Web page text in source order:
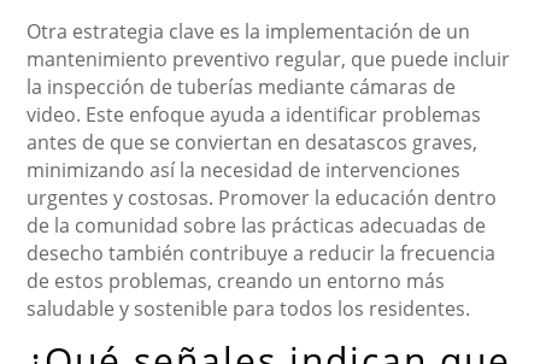
Otra estrategia clave es la implementación de un
mantenimiento preventivo regular, que puede incluir
la inspección de tuberías mediante cámaras de
video. Este enfoque ayuda a identificar problemas
antes de que se conviertan en desatascos graves,
minimizando así la necesidad de intervenciones
urgentes y costosas. Promover la educación dentro
de la comunidad sobre las prácticas adecuadas de
desecho también contribuye a reducir la frecuencia
de estos problemas, creando un entorno más
saludable y sostenible para todos los residentes.